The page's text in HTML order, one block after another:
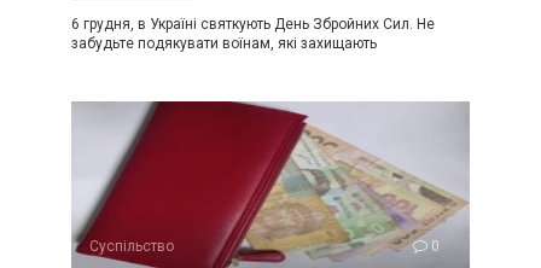
6 грудня, в Україні святкують День Збройних Сил. Не
забудьте подякувати воїнам, які захищають
Суспільство 0